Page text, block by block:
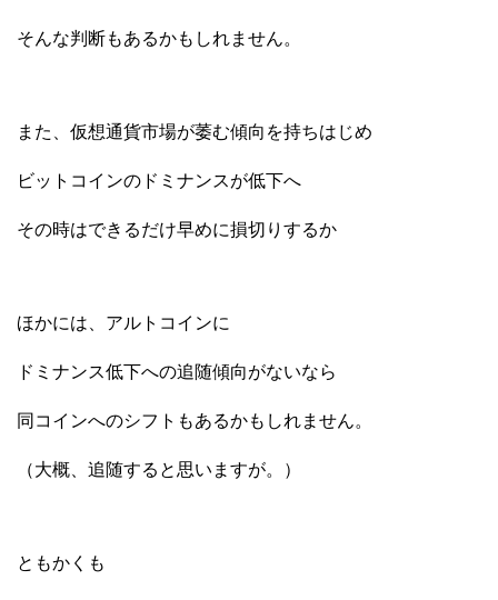
そんな判断もあるかもしれません。
また、仮想通貨市場が萎む傾向を持ちはじめ
ビットコインのドミナンスが低下へ
その時はできるだけ早めに損切りするか
ほかには、アルトコインに
ドミナンス低下への追随傾向がないなら
同コインへのシフトもあるかもしれません。
（大概、追随すると思いますが。）
ともかくも